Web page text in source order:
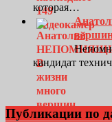
которая…
кандидат
Публикации по